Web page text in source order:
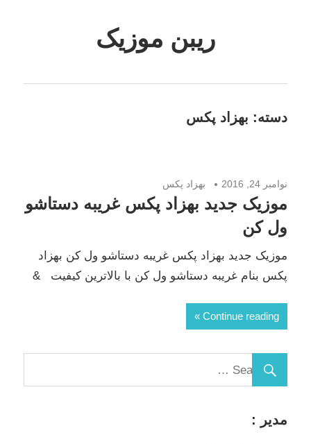
ریبن موزیک
mp3
دسته: بهزاد پکس
نوامبر 24, 2016 بهزاد پکس
موزیک جدید بهزاد پکس غریبه دستاشو
ول کن
موزیک جدید بهزاد پکس غریبه دستاشو ول کن بهزاد
پکس بنام غریبه دستاشو ول کن با بالاترین کیفیت &
Continue reading
مدیر :